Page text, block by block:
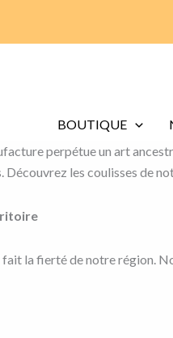
BOUTIQUE
perpétue un art
les coulisses de
la fierté de notre région.